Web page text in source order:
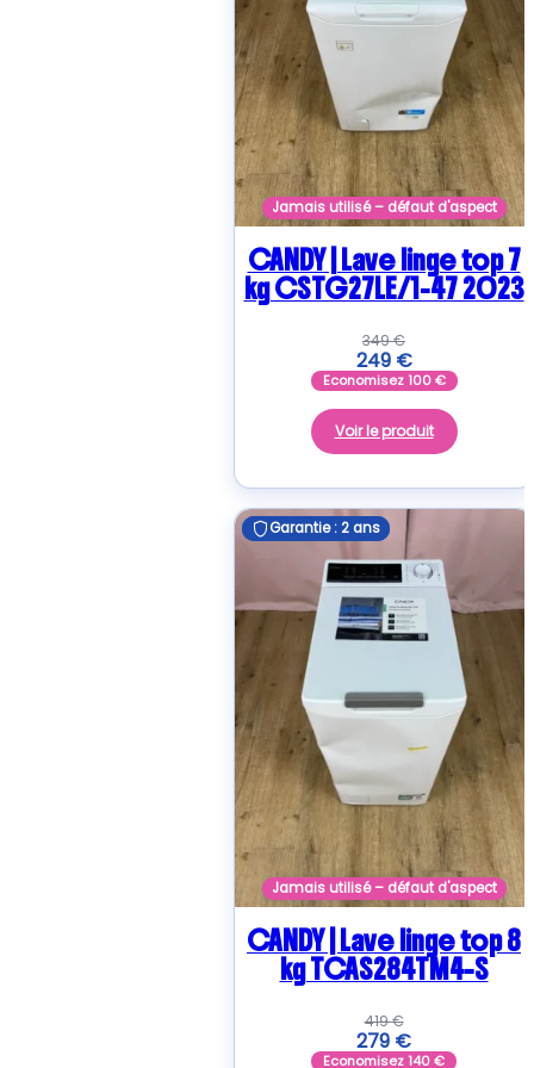
Jamais utilisé – défaut d'aspect
CANDY | Lave linge top 7
kg CSTG27LE/1-47 2023
349€
249 €
Economisez100€
Voir le produit
Garantie : 2 ans
Jamais utilisé – défaut d'aspect
Garantie : 2 ans
CANDY | Lave linge top 8
kg TCAS284TM4-S
419€
279 €
Economisez140€